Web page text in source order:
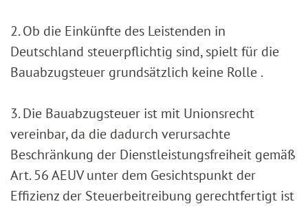
2. Ob die Einkünfte des Leistenden in
Deutschland steuerpflichtig sind, spielt für die
Bauabzugsteuer grundsätzlich keine Rolle .
3. Die Bauabzugsteuer ist mit Unionsrecht
vereinbar, da die dadurch verursachte
Beschränkung der Dienstleistungsfreiheit gemäß
Art. 56 AEUV unter dem Gesichtspunkt der
Effizienz der Steuerbeitreibung gerechtfertigt ist